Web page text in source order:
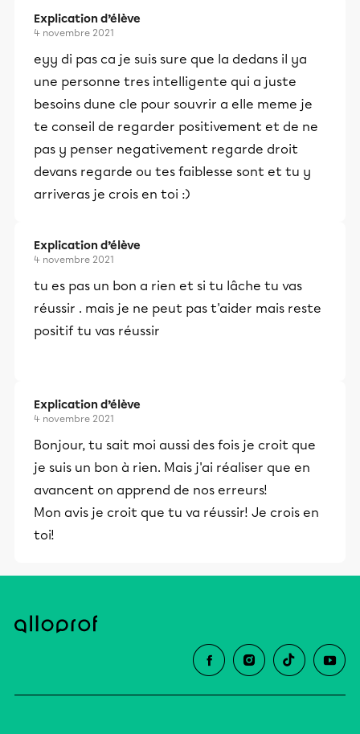
Explication d’élève
4 novembre 2021
eyy di pas ca je suis sure que la dedans il ya
une personne tres intelligente qui a juste
besoins dune cle pour souvrir a elle meme je
te conseil de regarder positivement et de ne
pas y penser negativement regarde droit
devans regarde ou tes faiblesse sont et tu y
arriveras je crois en toi :)
Explication d’élève
4 novembre 2021
tu es pas un bon a rien et si tu lâche tu vas
réussir . mais je ne peut pas t'aider mais reste
positif tu vas réussir
Explication d’élève
4 novembre 2021
Bonjour, tu sait moi aussi des fois je croit que
je suis un bon à rien. Mais j'ai réaliser que en
avancent on apprend de nos erreurs!
Mon avis je croit que tu va réussir! Je crois en
toi!